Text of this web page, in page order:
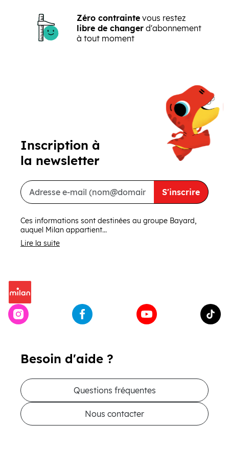
Zéro contrainte vous restez
libre de changer d'abonnement
à tout moment
Besoin d'aide ?
Questions fréquentes
Nous contacter
Inscription à
la newsletter
S'inscrire
Ces informations sont destinées au groupe Bayard,
auquel Milan appartient...
Lire la suite